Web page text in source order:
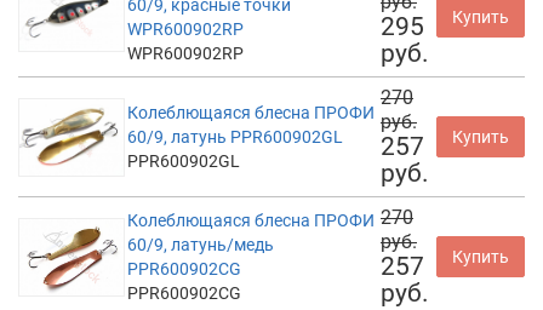
60/9, красные точки
WPR600902RP
WPR600902RP
295
руб.
Купить
Колеблющаяся блесна ПРОФИ
60/9, латунь PPR600902GL
PPR600902GL
270
руб.
257
руб.
Купить
Колеблющаяся блесна ПРОФИ
60/9, латунь/медь
PPR600902CG
PPR600902CG
270
руб.
257
руб.
Купить